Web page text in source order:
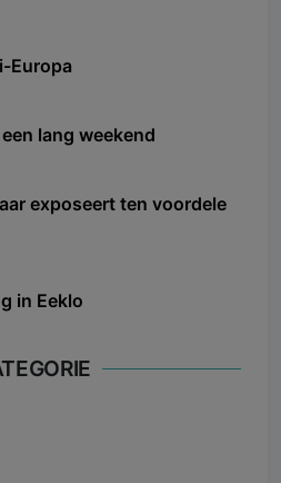
Europa
lang weekend
exposeert ten voordele
in Eeklo